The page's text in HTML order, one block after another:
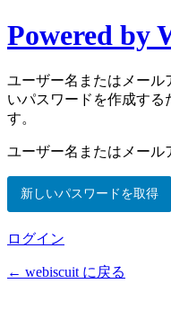
Powered by
ユーザー名またはメール
いパスワードを作成する
す。
ユーザー名またはメール
ログイン
← webiscuit に戻る